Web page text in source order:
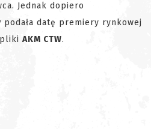
Jednak dopiero
podała datę premiery rynkowej
AKM CTW.